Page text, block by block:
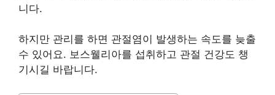
니다.
하지만 관리를 하면 관절염이 발생하는 속도를 늦출
수 있어요. 보스웰리아를 섭취하고 관절 건강도 챙
기시길 바랍니다.